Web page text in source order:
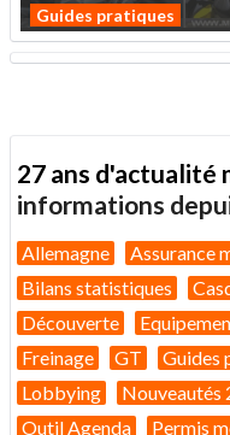
Guides pratiques
27 ans d'actualité
informations
Allemagne Assurance
Bilans statistiques
Découverte
Freinage
GT Guides
Lobbying
Nouveautés
Outil Agenda
Permis